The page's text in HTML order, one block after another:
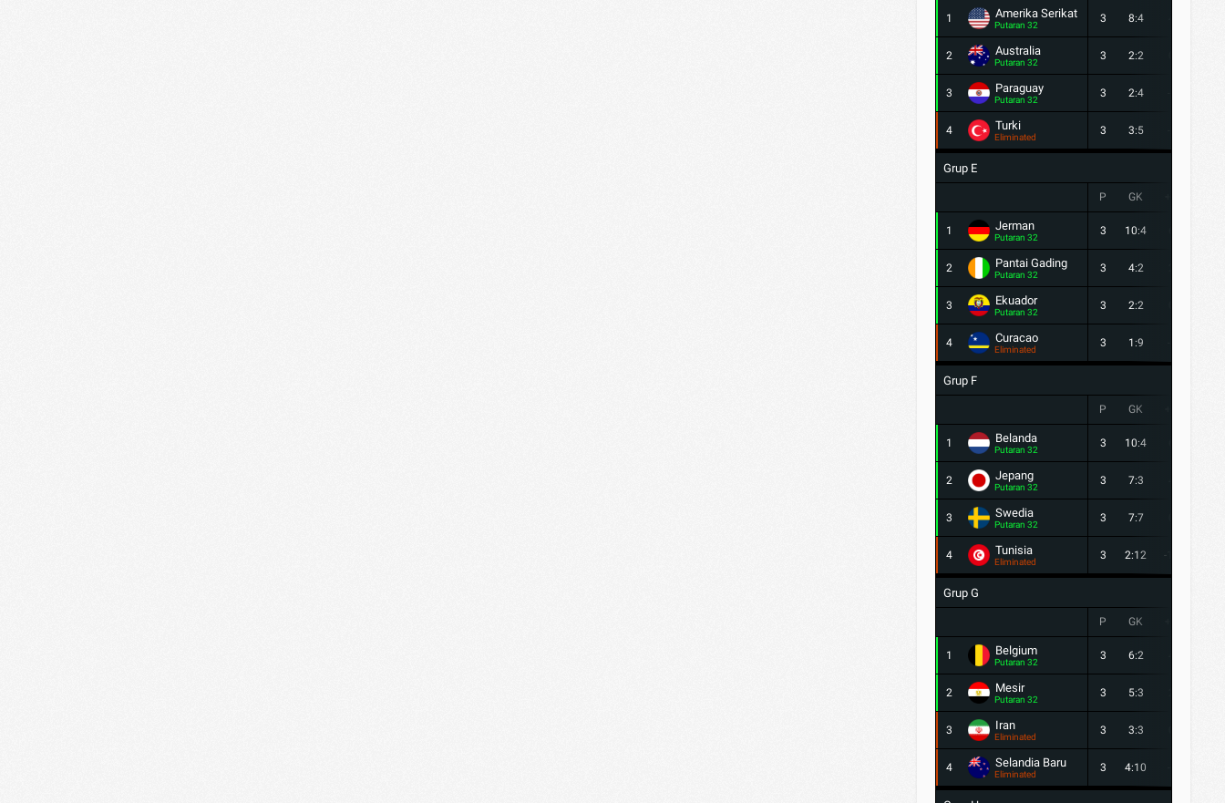
1 Amerika Serikat
Putaran 32
3 8:4
2 Australia
Putaran 32
3 2:2
3 Paraguay
Putaran 32
3 2:4
4 Turki
Eliminated
3 3:5
Grup E
P GK
1 Jerman
Putaran 32
3 10:4
2 Pantai Gading
Putaran 32
3 4:2
3 Ekuador
Putaran 32
3 2:2
4 Curacao
Eliminated
3 1:9
Grup F
P GK
1 Belanda
Putaran 32
3 10:4
2 Jepang
Putaran 32
3 7:3
3 Swedia
Putaran 32
3 7:7
4 Tunisia
Eliminated
3 2:12 -10
Grup G
P GK
1 Belgium
Putaran 32
3 6:2
2 Mesir
Putaran 32
3 5:3
3 Iran
Eliminated
3 3:3
4 Selandia Baru
Eliminated
3 4:10